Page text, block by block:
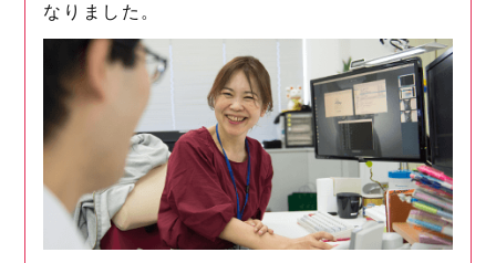
なりました。